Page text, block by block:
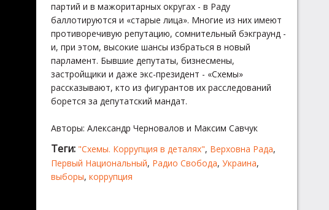
партий и в мажоритарных округах - в Раду
баллотируются и «старые лица». Многие из них имеют
противоречивую репутацию, сомнительный бэкграунд -
и, при этом, высокие шансы избраться в новый
парламент. Бывшие депутаты, бизнесмены,
застройщики и даже экс-президент - «Схемы»
рассказывают, кто из фигурантов их расследований
борется за депутатский мандат.
Авторы: Александр Черновалов и Максим Савчук
Теги: "Схемы. Коррупция в деталях", Верховна Рада,
Первый Национальный, Радио Свобода, Украина,
выборы, коррупция